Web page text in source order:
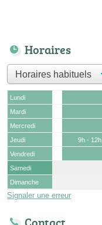
Horaires
Lundi
Mardi
Mercredi
Jeudi
9h - 12h
Vendredi
Samedi
Dimanche
Signaler une erreur